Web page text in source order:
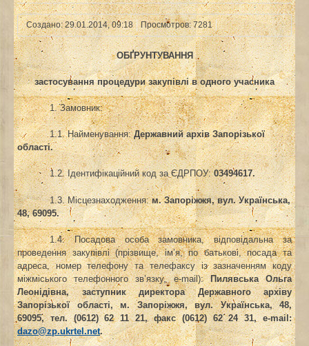
Создано: 29.01.2014, 09:18 Просмотров: 7281
ОБҐРУНТУВАННЯ
застосування процедури закупівлі в одного учасника
1. Замовник:
1.1. Найменування:Державний архів Запорізької
області.
1.2. Ідентифікаційний код за ЄДРПОУ:03494617.
1.3. Місцезнаходження:м. Запоріжжя, вул. Українська,
48, 69095.
1.4. Посадова особа замовника, відповідальна за
проведення закупівлі (прізвище, ім’я, по батькові, посада та
адреса, номер телефону та телефаксу із зазначенням коду
міжміського телефонного зв’язку, e-mail):Пилявська Ольга
Леонідівна, заступник директора Державного архіву
Запорізької області,
м. Запоріжжя, вул. Українська, 48,
69095, тел. (0612) 62 11 21, факс (0612) 62 24 31, е-mail:
dazo@zp.ukrtel.net.